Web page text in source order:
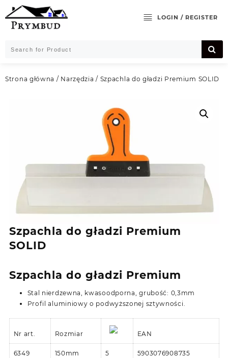
Skip
to
content
LOGIN / REGISTER
Strona główna / Narzędzia / Szpachla do gładzi Premium SOLID
Szpachla do gładzi Premium
SOLID
Szpachla do gładzi Premium
Stal nierdzewna, kwasoodporna, grubość: 0,3mm
Profil aluminiowy o podwyższonej sztywności.
Nr art. Rozmiar EAN
6349 150mm 5 5903076908735